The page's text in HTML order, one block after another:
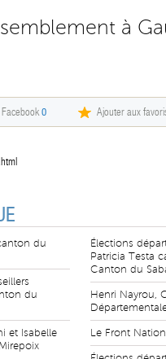
à
0 Ajouter aux
du
du
et Isabelle
Élections
Patricia Testa
Canton du
Henri Nayrou,
Le Front